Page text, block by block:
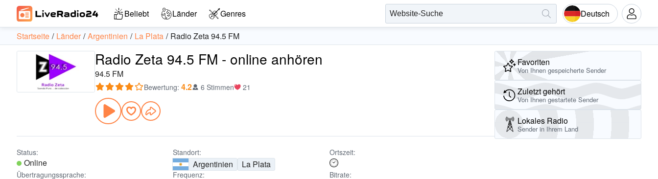
Beliebt Länder Genres Deutsch
Startseite Länder Argentinien La Plata Radio Zeta 94.5 FM
Radio Zeta 94.5 FM - online anhören
94.5 FM
Bewertung: 4.2 6 Stimmen 21
Status:
Online
Standort:
Argentinien La Plata
Ortszeit:
Übertragungssprache: Frequenz: Bitrate:
Favoriten
Von Ihnen gespeicherte Sender
Zuletzt gehört
Von Ihnen gestartete Sender
Lokales Radio
Sender in Ihrem Land